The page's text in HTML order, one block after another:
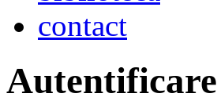
contact
Autentificare